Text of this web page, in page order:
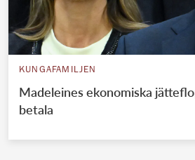
KUNGAFAMILJEN
Madeleines ekonomiska
betala